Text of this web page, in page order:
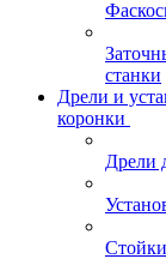
станки
Дрели и
коронки
Дрели